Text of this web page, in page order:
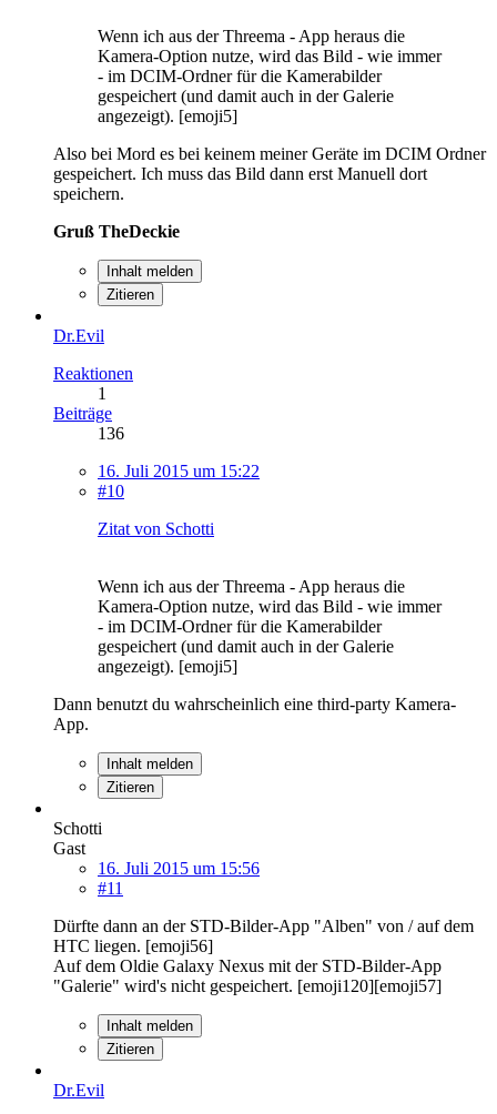
Wenn ich aus der Threema - App heraus die
Kamera-Option nutze, wird das Bild - wie immer
- im DCIM-Ordner für die Kamerabilder
gespeichert (und damit auch in der Galerie
angezeigt). [emoji5]
Also bei Mord es bei keinem meiner Geräte im DCIM Ordner
gespeichert. Ich muss das Bild dann erst Manuell dort
speichern.
Gruß TheDeckie
Inhalt melden
Zitieren
Dr.Evil
Reaktionen
1
Beiträge
136
16. Juli 2015 um 15:22
#10
Zitat von Schotti
Wenn ich aus der Threema - App heraus die
Kamera-Option nutze, wird das Bild - wie immer
- im DCIM-Ordner für die Kamerabilder
gespeichert (und damit auch in der Galerie
angezeigt). [emoji5]
Dann benutzt du wahrscheinlich eine third-party Kamera-
App.
Inhalt melden
Zitieren
Schotti
Gast
16. Juli 2015 um 15:56
#11
Dürfte dann an der STD-Bilder-App "Alben" von / auf dem
HTC liegen. [emoji56]
Auf dem Oldie Galaxy Nexus mit der STD-Bilder-App
"Galerie" wird's nicht gespeichert. [emoji120][emoji57]
Inhalt melden
Zitieren
Dr.Evil